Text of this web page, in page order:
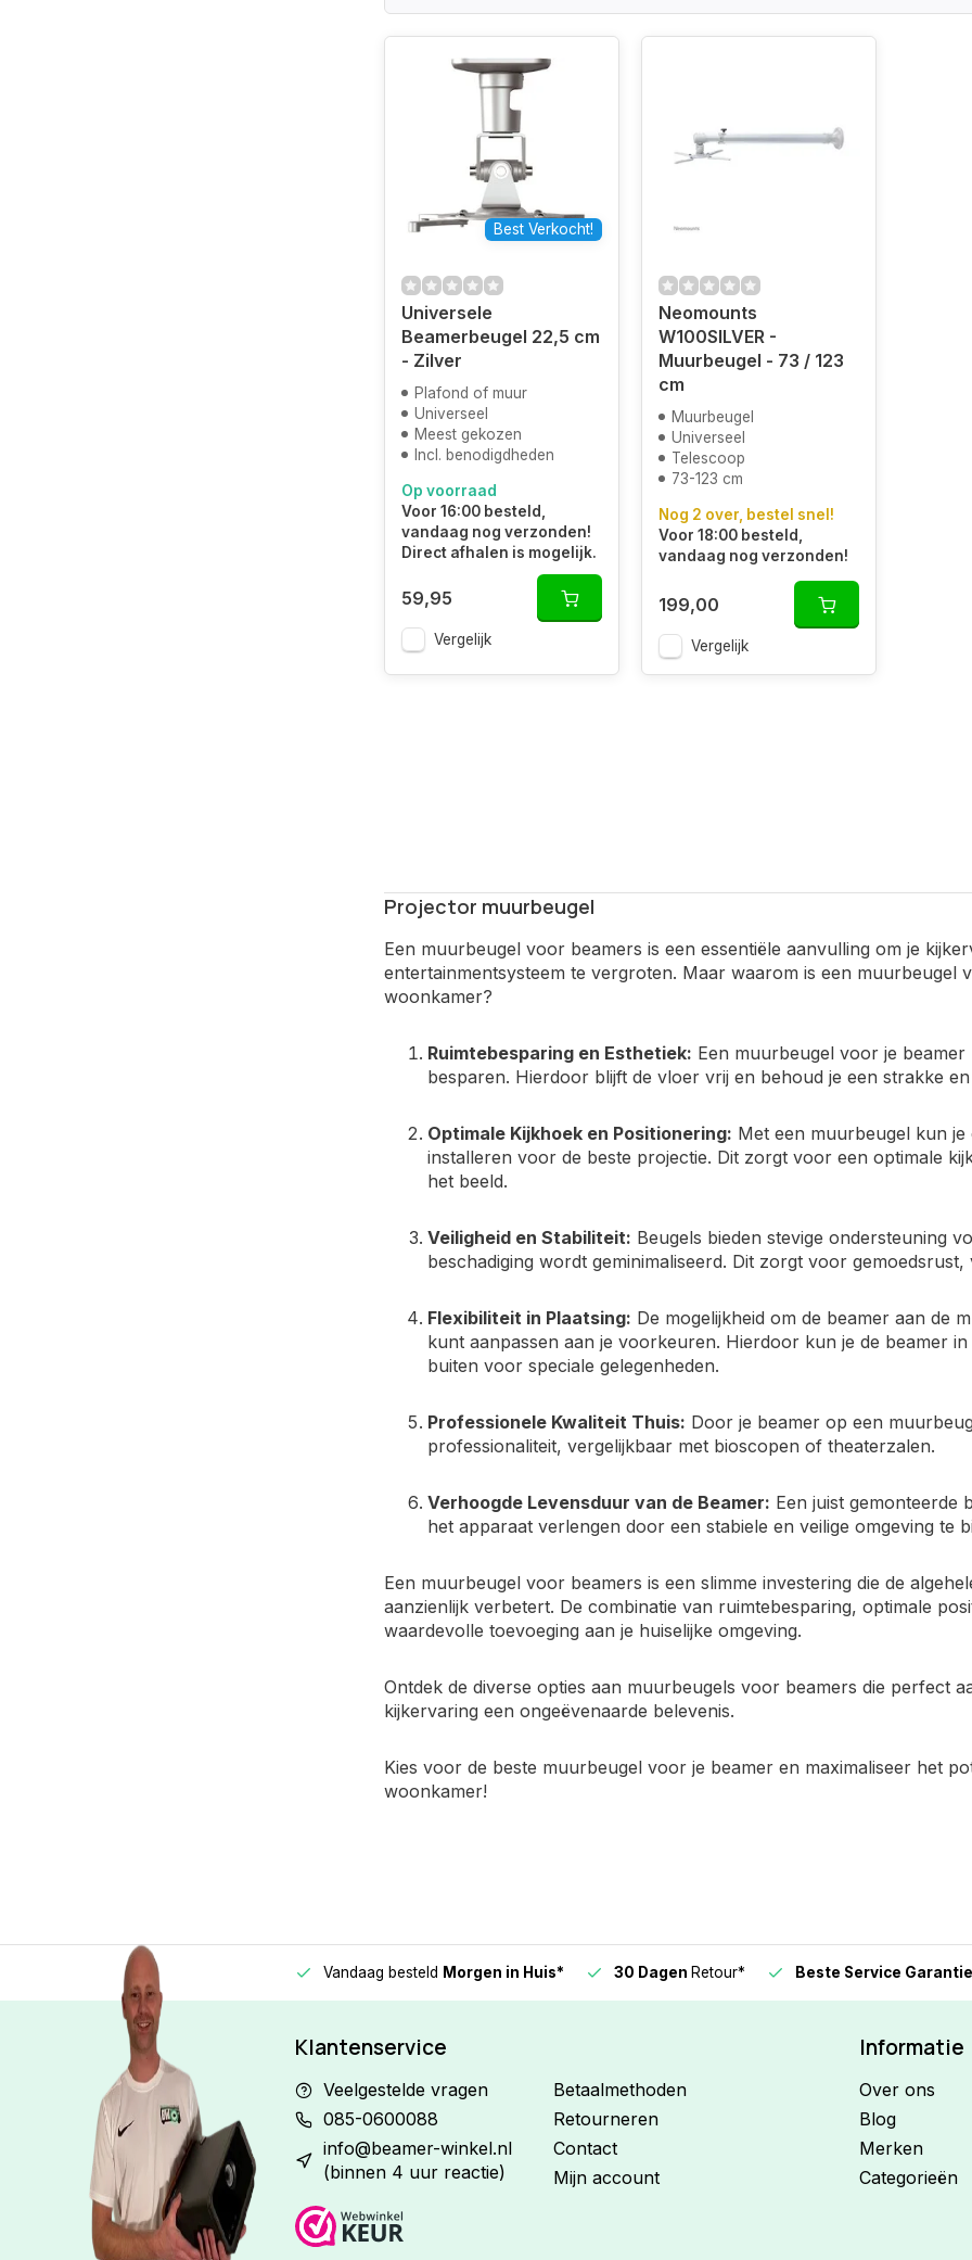
Best Verkocht!
Universele
Beamerbeugel 22,5 cm
- Zilver
Plafond of muur
Universeel
Meest gekozen
Incl. benodigdheden
Op voorraad
Voor 16:00 besteld,
vandaag nog verzonden!
Direct afhalen is mogelijk.
59,95
Vergelijk
Neomounts
W100SILVER -
Muurbeugel - 73 / 123
cm
Muurbeugel
Universeel
Telescoop
73-123 cm
Nog 2 over, bestel snel!
Voor 18:00 besteld,
vandaag nog verzonden!
199,00
Vergelijk
Projector muurbeugel
Een muurbeugel voor beamers is een essentiële aanvulling om je
entertainmentsysteem te vergroten. Maar waarom is een muurbeugel
woonkamer?
Ruimtebesparing en Esthetiek: Een muurbeugel voor je
besparen. Hierdoor blijft de vloer vrij en behoud je een strakke
Optimale Kijkhoek en Positionering: Met een muurbeugel kun
installeren voor de beste projectie. Dit zorgt voor een optimale
het beeld.
Veiligheid en Stabiliteit: Beugels bieden stevige ondersteuning
beschadiging wordt geminimaliseerd. Dit zorgt voor
Flexibiliteit in Plaatsing: De mogelijkheid om de beamer aan de
kunt aanpassen aan je voorkeuren. Hierdoor kun je de beamer
buiten voor speciale gelegenheden.
Professionele Kwaliteit Thuis: Door je beamer op een
professionaliteit, vergelijkbaar met bioscopen of theaterzalen.
Verhoogde Levensduur van de Beamer: Een juist gemonteerde
het apparaat verlengen door een stabiele en veilige omgeving te
Een muurbeugel voor beamers is een slimme investering die de
aanzienlijk verbetert. De combinatie van ruimtebesparing, optimale
waardevolle toevoeging aan je huiselijke omgeving.
Ontdek de diverse opties aan muurbeugels voor beamers die perfect
kijkervaring een ongeëvenaarde belevenis.
Kies voor de beste muurbeugel voor je beamer en maximaliseer het
woonkamer!
3 gelijke delen Vandaag besteld Morgen in Huis* 30 Dagen Retour* Beste Service Garantie
Klantenservice
Veelgestelde vragen
085-0600088
info@beamer-winkel.nl
(binnen 4 uur reactie)
Betaalmethoden
Retourneren
Contact
Mijn account
Informatie
Over ons
Blog
Merken
Categorieën